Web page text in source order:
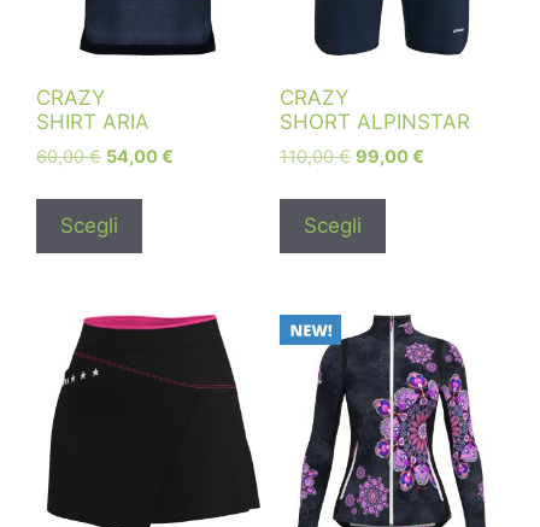
CRAZY
SHIRT ARIA
60,00€ 54,00€
Scegli
CRAZY
SHORT ALPINSTAR
110,00€ 99,00€
Scegli